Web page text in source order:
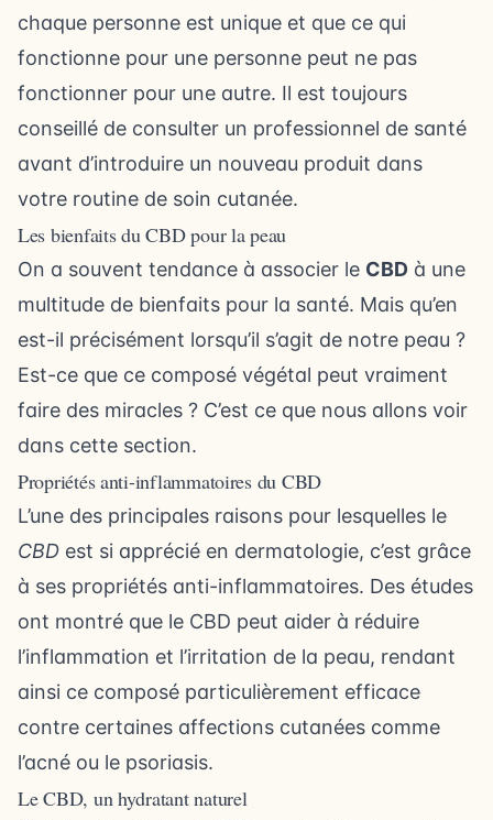
chaque personne est unique et que ce qui
fonctionne pour une personne peut ne pas
fonctionner pour une autre. Il est toujours
conseillé de consulter un professionnel de santé
avant d’introduire un nouveau produit dans
votre routine de soin cutanée.
Les bienfaits du CBD pour la peau
On a souvent tendance à associer le CBD à une
multitude de bienfaits pour la santé. Mais qu’en
est-il précisément lorsqu’il s’agit de notre peau ?
Est-ce que ce composé végétal peut vraiment
faire des miracles ? C’est ce que nous allons voir
dans cette section.
Propriétés anti-inflammatoires du CBD
L’une des principales raisons pour lesquelles le
CBD est si apprécié en dermatologie, c’est grâce
à ses propriétés anti-inflammatoires. Des études
ont montré que le CBD peut aider à réduire
l’inflammation et l’irritation de la peau, rendant
ainsi ce composé particulièrement efficace
contre certaines affections cutanées comme
l’acné ou le psoriasis.
Le CBD, un hydratant naturel